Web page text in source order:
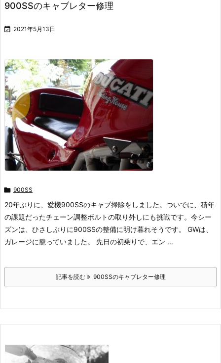
900SSのキャブレター修理
 2021年5月13日
 900SS
20年ぶりに、愛機900SSのキャブ掃除をしました。ついでに、積年
の課題だったチェーン調整ボルトの取り外しにも挑戦です。今シー
ズンは、ひさしぶりに900SSの整備に明け暮れそうです。 GWは、
ガレージに籠っていました。 先日の初乗りで、エン ...
記事を読む 900SSのキャブレター修理